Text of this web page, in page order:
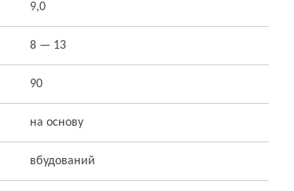
9,0
8 — 13
90
на основу
вбудований